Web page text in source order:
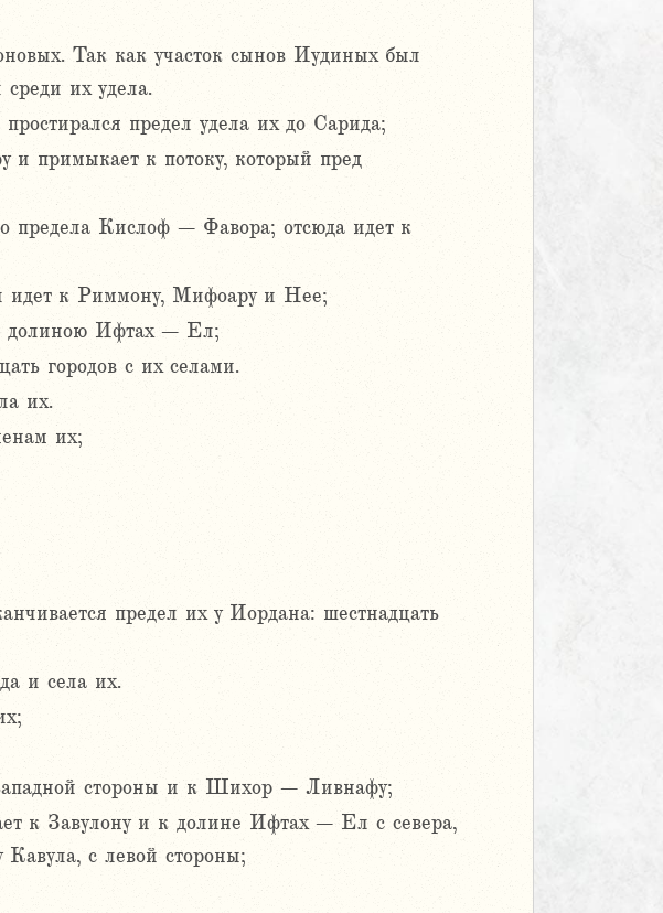
Так как участок сынов Иудиных был
их удела.
предел удела их до Сарида;
примыкает к потоку, который пред
предела Кислоф – Фавора; отсюда идет к
идет к Риммону, Мифоару и Нее;
долиною Ифтах – Ел;
городов с их селами.
их.
их;
предел их у Иордана: шестнадцать
и села их.
стороны и к Шихор – Ливнафу;
к Завулону и к долине Ифтах – Ел с севера,
с левой стороны;